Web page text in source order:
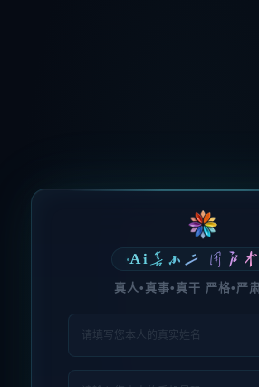
Ai喜小二 用户
真人•真事•真干 严格•严